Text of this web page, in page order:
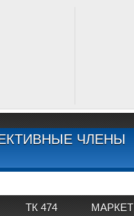
ЧЛЕНЫ
ТК 474 МАРКЕТ